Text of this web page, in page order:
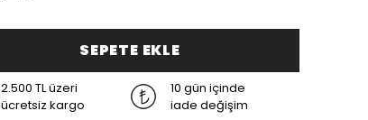
SEPETE EKLE
2.500 TL üzeri
ücretsiz kargo
10 gün içinde
iade değişim